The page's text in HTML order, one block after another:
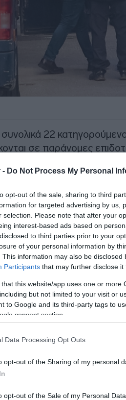
- Do Not Process My Personal
opt-out of the sale, sharing to third
for targeted advertising by us,
selection. Please note that after your
interest-based ads based on
to third parties prior to your
of your personal information by
This information may also be
Participants that may further disclose it
that this website/app uses one or
but not limited to your visit or
to Google and its third-party tags to
consent section.
Data Processing Opt Outs
opt-out of the Sharing of my personal
opt-out of the Sale of my Personal Data.
22
σε παράνομες
τις απολογίες τους την
οι περιοριστικοί όροι
εμφάνισης στο
εγγύησης από